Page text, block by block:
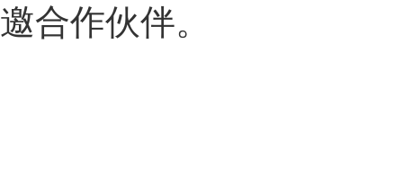
邀合作伙伴。